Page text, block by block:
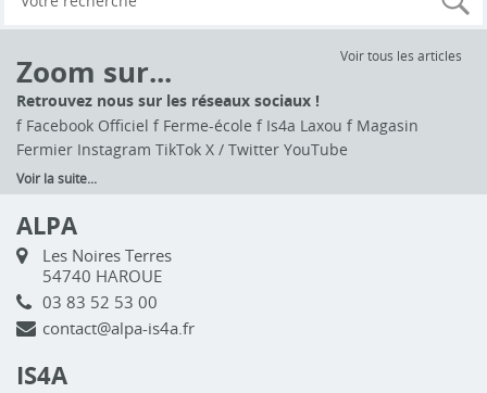
Zoom sur...
Voir tous les articles
Retrouvez nous sur les réseaux sociaux !
f Facebook Officiel f Ferme-école f Is4a Laxou f Magasin
Fermier Instagram TikTok X / Twitter YouTube
Voir la suite...
ALPA
Les Noires Terres
54740 HAROUE
03 83 52 53 00
contact@alpa-is4a.fr
IS4A